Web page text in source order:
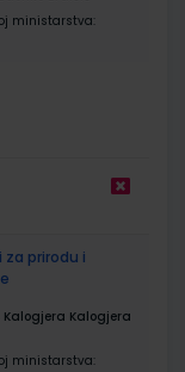
ministarstva:
za prirodu i
Kalogjera Kalogjera
ministarstva: